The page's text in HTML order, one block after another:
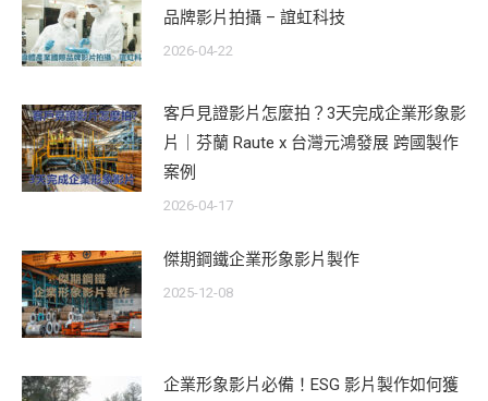
品牌影片拍攝 – 誼虹科技
2026-04-22
客戶見證影片怎麼拍？3天完成企業形象影
片｜芬蘭 Raute x 台灣元鴻發展 跨國製作
案例
2026-04-17
傑期鋼鐵企業形象影片製作
2025-12-08
企業形象影片必備！ESG 影片製作如何獲